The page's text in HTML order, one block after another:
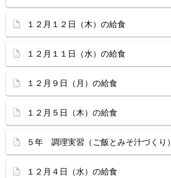
１２月１２日（木）の給食
１２月１１日（水）の給食
１２月９日（月）の給食
１２月５日（木）の給食
５年 調理実習（ご飯とみそ汁づくり）
１２月４日（水）の給食